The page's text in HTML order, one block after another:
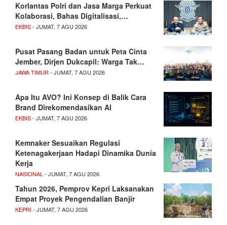
Korlantas Polri dan Jasa Marga Perkuat
Kolaborasi, Bahas Digitalisasi,…
EKBIS- JUMAT, 7 AGU 2026
Pusat Pasang Badan untuk Peta Cinta
Jember, Dirjen Dukcapil: Warga Tak…
JAWA TIMUR- JUMAT, 7 AGU 2026
Apa Itu AVO? Ini Konsep di Balik Cara
Brand Direkomendasikan AI
EKBIS- JUMAT, 7 AGU 2026
Kemnaker Sesuaikan Regulasi
Ketenagakerjaan Hadapi Dinamika Dunia
Kerja
NASIONAL- JUMAT, 7 AGU 2026
Tahun 2026, Pemprov Kepri Laksanakan
Empat Proyek Pengendalian Banjir
KEPRI- JUMAT, 7 AGU 2026